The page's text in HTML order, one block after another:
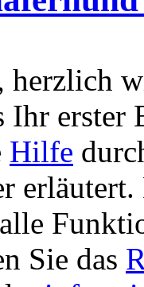
herzlich
erster
Hilfe
Sie das